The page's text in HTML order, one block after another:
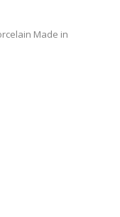
Made in